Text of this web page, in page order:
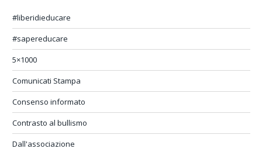
#liberidieducare
#sapereducare
5×1000
Comunicati Stampa
Consenso informato
Contrasto al bullismo
Dall'associazione